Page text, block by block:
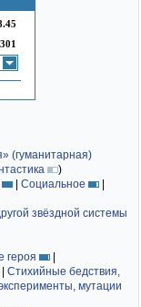
301
(гуманитарная)
)
| Социальное
|
звёздной системы
героя
|
| Стихийные бедствия,
мутации